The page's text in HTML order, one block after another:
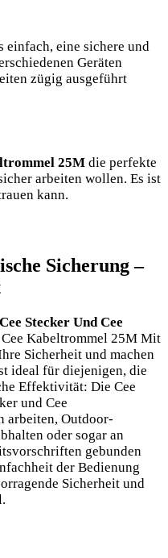
einfach, eine sichere und
Geräten
zügig ausgeführt
25M die perfekte
arbeiten wollen. Es ist
kann.
Sicherung –
Stecker Und Cee
Kabeltrommel 25M Mit
Sicherheit und machen
ideal für diejenigen, die
Effektivität: Die Cee
und Cee
arbeiten, Outdoor-
oder sogar an
gebunden
der Bedienung
Sicherheit und